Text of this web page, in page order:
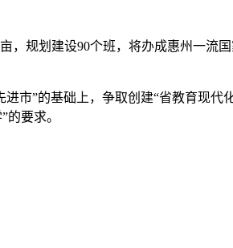
规划建设90个班，将办成惠州一流
市”的基础上，争取创建“省教育现代
要求。